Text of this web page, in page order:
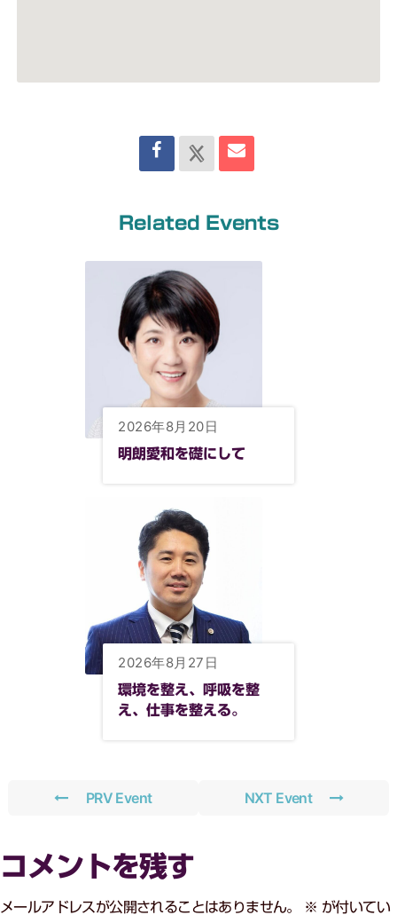
Related Events
2026年8月20日
明朗愛和を礎にして
2026年8月27日
環境を整え、呼吸を整
え、仕事を整える。
PRV Event NXT Event
コメントを残す
メールアドレスが公開されることはありません。 ※ が付いてい